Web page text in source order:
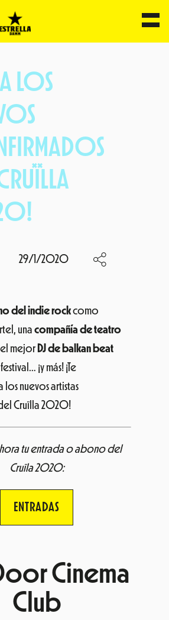
LOS
29/1/2020
del indie rockcomo
una compañía de teatro
mejor DJ de balkan beat
¡y más! ¡Te
los nuevos artistas
Cruïlla 2020!
tu entrada o abono del
Cruïla 2020:
ENTRADAS
Cinema
Club